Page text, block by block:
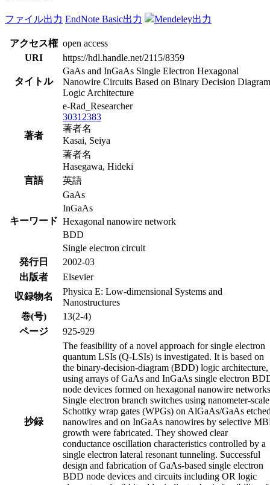
ファイル出力 EndNote Basic出力 Mendeley出力
アクセス権 open access
URI
https://hdl.handle.net/2115/8359
タイトル
GaAs and InGaAs Single Electron Hexagonal
Nanowire Circuits Based on Binary Decision Diagram
Logic Architecture
著者
e-Rad_Researcher
30312383
著者名
Kasai, Seiya
著者名
Hasegawa, Hideki
言語
英語
キーワード
GaAs
InGaAs
Hexagonal nanowire network
BDD
Single electron circuit
発行日
2002-03
出版者
Elsevier
収録物名
Physica E: Low-dimensional Systems and
Nanostructures
巻(号)
13(2-4)
ページ
925-929
抄録
The feasibility of a novel approach for single electron
quantum LSIs (Q-LSIs) is investigated. It is based on
the binary-decision-diagram (BDD) logic architecture,
using arrays of GaAs and InGaAs single electron
node devices formed on hexagonal nanowire
Single electron branch switches using nanometer-scale
Schottky wrap gates (WPGs) on AlGaAs/GaAs
nanowires and on InGaAs nanowires by selective
growth were fabricated. They showed clear
conductance oscillation characteristics controlled by a
single electron lateral resonant tunneling. Successful
design and fabrication of GaAs-based single electron
BDD node devices and circuits including OR logic